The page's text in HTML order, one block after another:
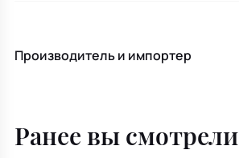
Производитель и импортер
Ранее вы смотрели